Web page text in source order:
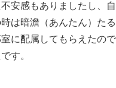
安感もありましたし、
は暗澹（あんたん）た
に配属してもらえたの
す。